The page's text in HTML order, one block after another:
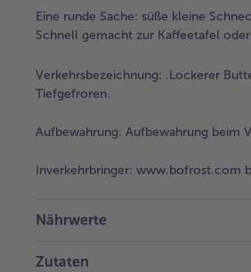
Eine runde Sache: süße kleine
Schnell gemacht zur Kaffeetafel
Verkehrsbezeichnung: .Lockerer
Tiefgefroren.
Aufbewahrung: Aufbewahrung beim
Inverkehrbringer: www.bofrost.com
Nährwerte
Zutaten